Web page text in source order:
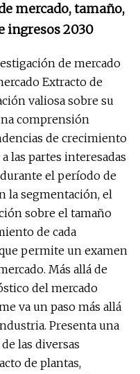
mercado, tamaño,
ingresos 2030
de mercado
Extracto de
valiosa sobre su
comprensión
de crecimiento
las partes interesadas
el período de
la segmentación, el
sobre el tamaño
de cada
permite un examen
Más allá de
del mercado
va un paso más allá
Presenta una
las diversas
de plantas,